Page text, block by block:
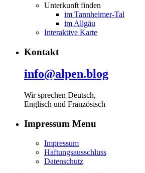
Unterkunft finden
im Tannheimer-Tal
im Allgäu
Interaktive Karte
Kontakt
info@alpen.blog
Wir sprechen Deutsch,
Englisch und Französisch
Impressum Menu
Impressum
Haftungsausschluss
Datenschutz